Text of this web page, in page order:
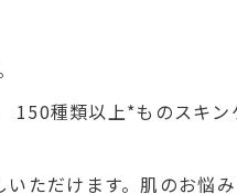
150種類以上*ものスキン
ただけます。肌のお悩